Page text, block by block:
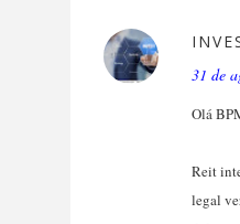
31 de
Olá
Reit
legal